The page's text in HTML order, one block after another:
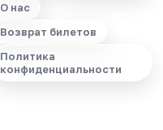
О нас
Возврат билетов
Политика
конфиденциальности